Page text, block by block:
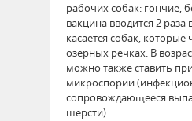
рабочих собак: гончие,
вакцина вводится 2 раза
касается собак, которые
озерных речках. В
можно также ставить
микроспории
сопровождающееся
шерсти).